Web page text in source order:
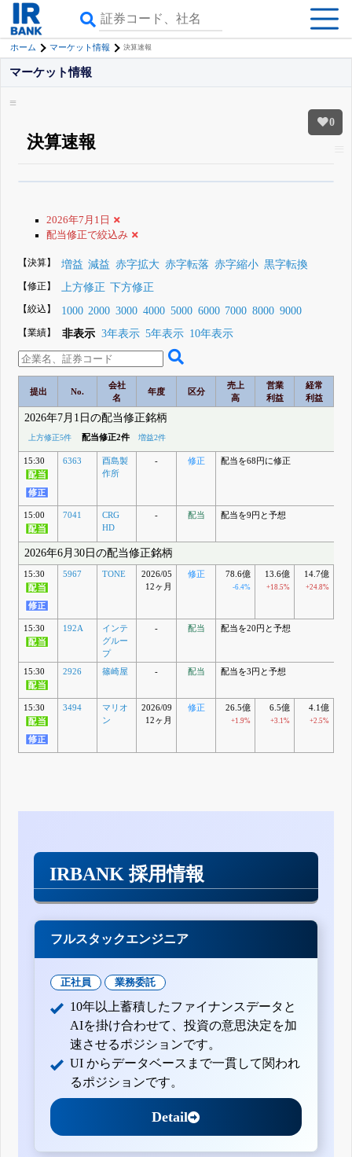
ホーム マーケット情報 決算速報
0
マーケット情報
決算速報
登録すると永久30%OFFと米株版の先行利用も付きます
2026年7月1日
配当修正で絞込み
【決算】 増益 減益 赤字拡大 赤字転落 赤字縮小 黒字転換
【修正】 上方修正 下方修正
【絞込】 1000 2000 3000 4000 5000 6000 7000 8000 9000
【業績】 非表示 3年表示 5年表示 10年表示
提出 No.
会社
名
年度 区分
売上
高
営業
利益
経常
利益
2026年7月1日の配当修正銘柄
上方修正5件 配当修正2件 増益2件
15:30 6363
酉島製
作所
- 修正 配当を68円に修正
15:00 7041
CRG
HD
- 配当 配当を9円と予想
2026年6月30日の配当修正銘柄
15:30 5967 TONE
2026/05
12ヶ月
修正 78.6億
-6.4%
13.6億
+18.5%
14.7億
+24.8%
15:30 192A
インテ
グルー
プ
- 配当 配当を20円と予想
15:30 2926 篠崎屋 - 配当 配当を3円と予想
15:30 3494
マリオ
ン
2026/09
12ヶ月
修正 26.5億
+1.9%
6.5億
+3.1%
4.1億
+2.5%
IRBANK 採用情報
フルスタックエンジニア
正社員 業務委託
10年以上蓄積したファイナンスデータと
AIを掛け合わせて、投資の意思決定を加
速させるポジションです。
UI からデータベースまで一貫して関われ
るポジションです。
Detail